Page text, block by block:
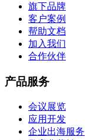
旗下品牌
客户案例
帮助文档
加入我们
合作伙伴
产品服务
会议展览
应用开发
企业出海服务